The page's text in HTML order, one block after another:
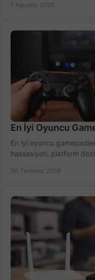
1 Ağustos 2026
En İyi Oyuncu
En iyi oyuncu
hassasiyeti, platform
30 Temmuz 2026